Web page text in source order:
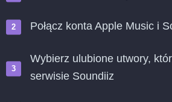
Połącz konta Apple Music i
Wybierz ulubione utwory,
serwisie Soundiiz